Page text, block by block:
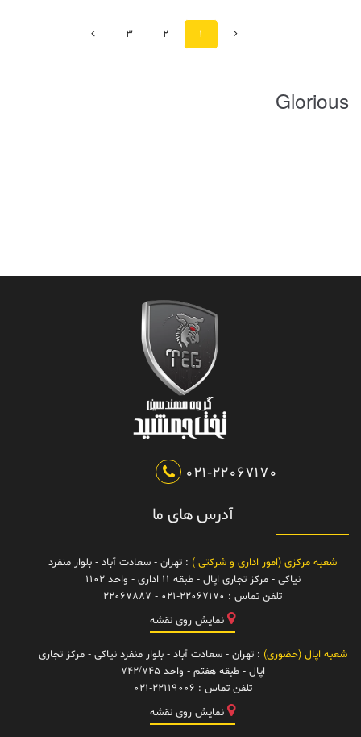
قبلی 1
2
3 بعدی
Glorious
021-22067170
آدرس های ما
شعبه مرکزی (امور اداری و شرکتی ) : تهران - سعادت آباد - بلوار منفرد
نیاکی - مرکز تجاری اپال - طبقه 11 اداری - واحد 1102
تلفن تماس : 021-22067170 - 22067887
نمایش روی نقشه
شعبه اپال (حضوری) : تهران - سعادت آباد - بلوار منفرد نیاکی - مرکز تجاری
اپال - طبقه هفتم - واحد 742/745
تلفن تماس : 021-22119006
نمایش روی نقشه